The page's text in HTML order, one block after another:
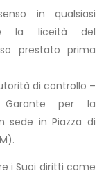
in qualsiasi
la liceità del
prestato prima
di controllo –
Garante per la
sede in Piazza di
i Suoi diritti come